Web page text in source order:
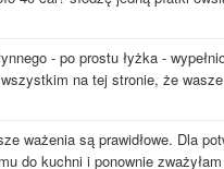
- po prostu łyżka -
na tej stronie, że
ważenia są prawidłowe. Dla
do kuchni i ponownie